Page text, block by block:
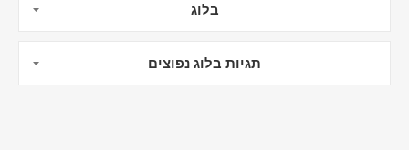
בלוג
תגיות בלוג נפוצים